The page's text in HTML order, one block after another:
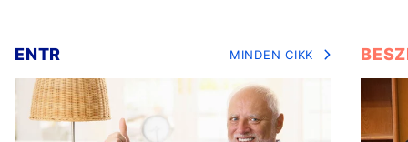
ENTR MINDEN CIKK